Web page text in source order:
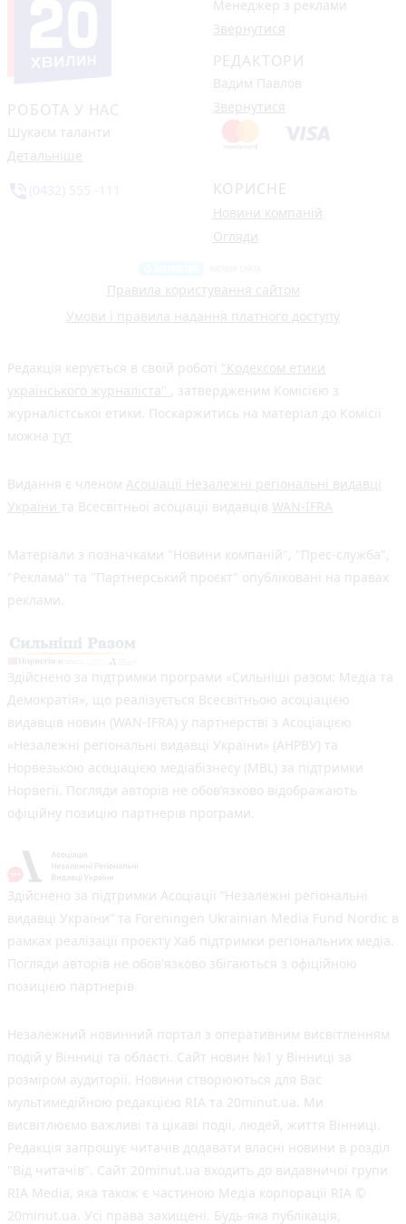
РОБОТА У НАС
Шукаєм таланти
Детальніше
Менеджер з реклами
Звернутися
РЕДАКТОРИ
Вадим Павлов
Звернутися
КОРИСНЕ
Новини компаній
Огляди
Правила користування сайтом
Умови і правила надання платного доступу
Редакція керується в своїй роботі "Кодексом етики
українського журналіста" , затвердженим Комісією з
журналістської етики. Поскаржитись на матеріал до Комісії
можна тут
Видання є членом Асоціації Незалежні регіональні видавці
України та Всесвітньої асоціації видавців WAN-IFRA
Матеріали з позначками "Новини компаній", "Прес-служба",
"Реклама" та "Партнерський проєкт" опубліковані на правах
реклами.
Здійснено за підтримки програми «Сильніші разом: Медіа та
Демократія», що реалізується Всесвітньою асоціацією
видавців новин (WAN-IFRA) у партнерстві з Асоціацією
«Незалежні регіональні видавці України» (АНРВУ) та
Норвезькою асоціацією медіабізнесу (MBL) за підтримки
Норвегії. Погляди авторів не обов’язково відображають
офіційну позицію партнерів програми.
Здійснено за підтримки Асоціації “Незалежні регіональні
видавці України” та Foreningen Ukrainian Media Fund Nordic в
рамках реалізації проєкту Хаб підтримки регіональних медіа.
Погляди авторів не обов'язково збігаються з офіційною
позицією партнерів
Незалежний новинний портал з оперативним висвітленням
подій у Вінниці та області. Сайт новин №1 у Вінниці за
розміром аудиторії. Новини створюються для Вас
мультимедійною редакцією RIA та 20minut.ua. Ми
висвітлюємо важливі та цікаві події, людей, життя Вінниці.
Редакція запрошує читачів додавати власні новини в розділ
"Від читачів". Сайт 20minut.ua входить до видавничої групи
RIA Media, яка також є частиною Медіа корпорації RIA ©
20minut.ua. Усі права захищені. Будь-яка публiкацiя,